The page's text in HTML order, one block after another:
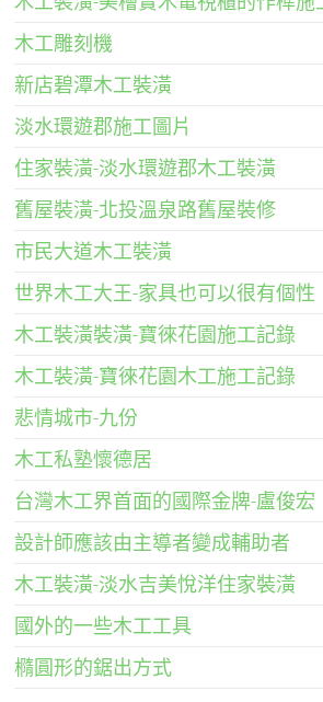
木工雕刻機
新店碧潭木工裝潢
淡水環遊郡施工圖片
住家裝潢-淡水環遊郡木工裝潢
舊屋裝潢-北投溫泉路舊屋裝修
市民大道木工裝潢
世界木工大王-家具也可以很有個性
木工裝潢裝潢-寶徠花園施工記錄
木工裝潢-寶徠花園木工施工記錄
悲情城市-九份
木工私塾懷德居
台灣木工界首面的國際金牌-盧俊宏
設計師應該由主導者變成輔助者
木工裝潢-淡水吉美悅洋住家裝潢
國外的一些木工工具
橢圓形的鋸出方式